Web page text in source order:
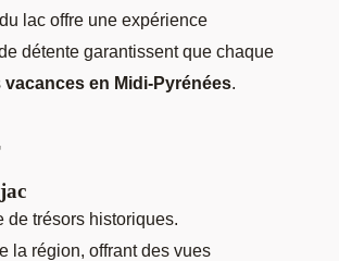
lac offre une expérience
détente garantissent que chaque
vacances en Midi-Pyrénées.
de trésors historiques.
la région, offrant des vues